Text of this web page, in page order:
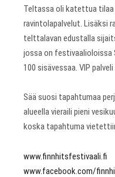
Teltassa oli katettua
ravintolapalvelut. Lisäksi
telttalavan edustalla
jossa on festivaalioloissa
100 sisävessaa. VIP
Sää suosi tapahtumaa
alueella vieraili pieni
koska tapahtuma
www.finnhitsfestivaali.fi
www.facebook.com/